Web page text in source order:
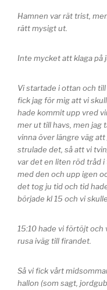
Hamnen var rät trist,
rätt mysigt ut.
Inte mycket att klaga på
Vi startade i ottan och
fick jag för mig att vi
hade kommit upp vred
mer ut till havs, men jag
vinna över längre väg
strulade det, så att vi
var det en liten röd tråd
med den och upp igen
det tog ju tid och tid
började kl 15 och vi
15:10 hade vi förtöjt
rusa iväg till firandet.
Så vi fick vårt
hallon (som sagt,